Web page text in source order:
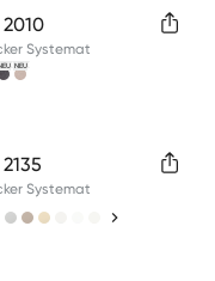
2010
Systemat
colors
NEU
Systemat
colors